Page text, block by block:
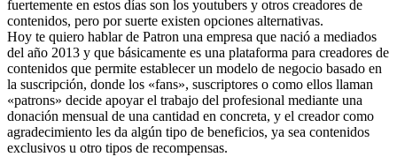
fuertemente en estos días son los youtubers y otros creadores de
contenidos, pero por suerte existen opciones alternativas.
Hoy te quiero hablar de Patron una empresa que nació a mediados
del año 2013 y que básicamente es una plataforma para creadores de
contenidos que permite establecer un modelo de negocio basado en
la suscripción, donde los «fans», suscriptores o como ellos llaman
«patrons» decide apoyar el trabajo del profesional mediante una
donación mensual de una cantidad en concreta, y el creador como
agradecimiento les da algún tipo de beneficios, ya sea contenidos
exclusivos u otro tipos de recompensas.